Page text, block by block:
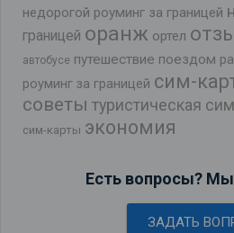
недорогой роуминг за границей
границей оранж ортел
автобусе путешествие поездом
роуминг за границей сим-
советы туристическая
сим-карты экономия
Есть вопросы?
ЗАДАТЬ